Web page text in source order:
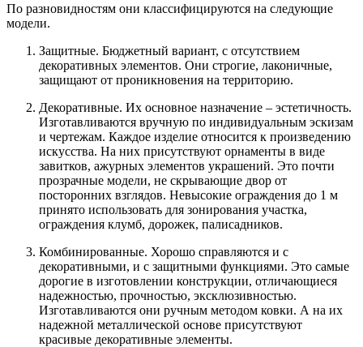
По разновидностям они классифицируются на следующие
модели.
Защитные. Бюджетный вариант, с отсутствием
декоративных элементов. Они строгие, лаконичные,
защищают от проникновения на территорию.
Декоративные. Их основное назначение – эстетичность.
Изготавливаются вручную по индивидуальным эскизам
и чертежам. Каждое изделие относится к произведению
искусства. На них присутствуют орнаменты в виде
завитков, ажурных элементов украшений. Это почти
прозрачные модели, не скрывающие двор от
посторонних взглядов. Невысокие ограждения до 1 м
принято использовать для зонирования участка,
ограждения клумб, дорожек, палисадников.
Комбинированные. Хорошо справляются и с
декоративными, и с защитными функциями. Это самые
дорогие в изготовлении конструкции, отличающиеся
надежностью, прочностью, эксклюзивностью.
Изготавливаются они ручным методом ковки. А на их
надежной металлической основе присутствуют
красивые декоративные элементы.